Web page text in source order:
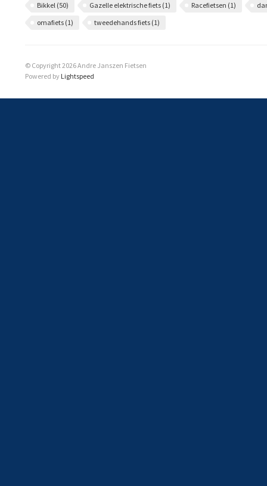
Bikkel (50) Gazelle elektrische fiets (1) Racefietsen (1)
omafiets (1) tweedehands fiets (1)
© Copyright 2026 Andre Janszen Fietsen
Powered by Lightspeed